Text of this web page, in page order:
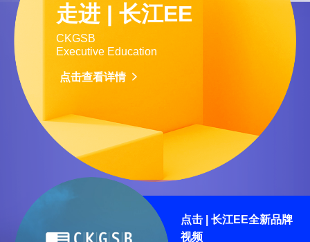
走进 | 长江EE
CKGSB
Executive Education
点击查看详情
点击 | 长江EE全新品牌
视频